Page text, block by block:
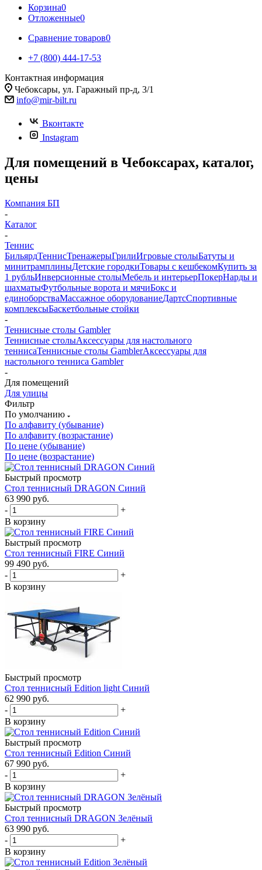
Корзина0
Отложенные0
Сравнение товаров0
+7 (800) 444-17-53
Контактная информация
Чебоксары, ул. Гаражный пр-д, 3/1
info@mir-bilt.ru
Вконтакте
Instagram
Для помещений в Чебоксарах, каталог,
цены
Компания БП
-
Каталог
-
Теннис
БильярдТеннисТренажерыГрилиИгровые столыБатуты и
минитрамплиныДетские городкиТовары с кешбекомКупить за
1 рубльИнверсионные столыМебель и интерьерПокерНарды и
шахматыФутбольные ворота и мячиБокс и
единоборстваМассажное оборудованиеДартсСпортивные
комплексыБаскетбольные стойки
-
Теннисные столы Gambler
Теннисные столыАксессуары для настольного
теннисаТеннисные столы GamblerАксессуары для
настольного тенниса Gambler
-
Для помещений
Для улицы
Фильтр
По умолчанию
По алфавиту (убывание)
По алфавиту (возрастание)
По цене (убывание)
По цене (возрастание)
Быстрый просмотр
Стол теннисный DRAGON Синий
63 990 руб.
-
+
В корзину
Быстрый просмотр
Стол теннисный FIRE Синий
99 490 руб.
-
+
В корзину
Быстрый просмотр
Стол теннисный Edition light Синий
62 990 руб.
-
+
В корзину
Быстрый просмотр
Стол теннисный Edition Синий
67 990 руб.
-
+
В корзину
Быстрый просмотр
Стол теннисный DRAGON Зелёный
63 990 руб.
-
+
В корзину